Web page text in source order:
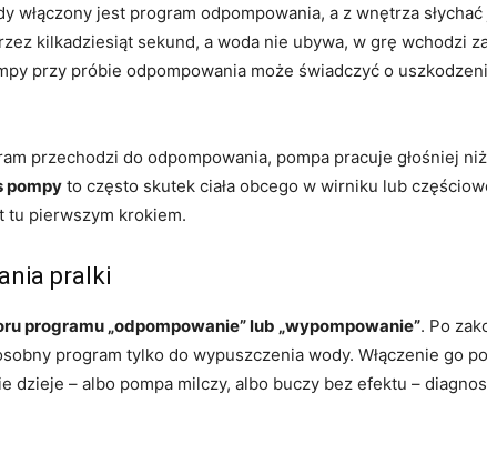
włączony jest program odpompowania, a z wnętrza
kilkadziesiąt sekund, a woda nie ubywa, w grę wchodzi
przy próbie odpompowania może świadczyć o
przechodzi do odpompowania, pompa pracuje głośniej
pompy to często skutek ciała obcego w wirniku lub
tu pierwszym krokiem.
pralki
programu „odpompowanie” lub „wypompowanie”. Po
program tylko do wypuszczenia wody. Włączenie go
dzieje – albo pompa milczy, albo buczy bez efektu –